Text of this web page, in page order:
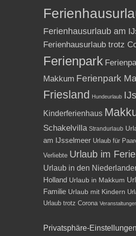
Ferienhausurlaub am
Ferienhausurlaub trotz
Ferienpark
Makkum Ferienpark
Friesland Hundeurlaub
Kinderferienhaus
Schakelvilla Strandurlaub
am IJsselmeer Urlaub für
Verliebte Urlaub im
Urlaub in den
Holland Urlaub in Makkum
Familie Urlaub mit Kindern
Urlaub trotz Corona
Privatsphäre-Einstellungen